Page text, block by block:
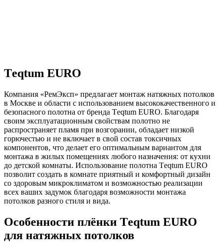
Тeqtum EURO
Компания «РемЭксп» предлагает монтаж натяжных потолков
в Москве и области с использованием высококачественного и
безопасного полотна от бренда Тeqtum EURO. Благодаря
своим эксплуатационным свойствам полотно не
распространяет пламя при возгорании, обладает низкой
горючестью и не включает в свой состав токсичных
компонентов, что делает его оптимальным вариантом для
монтажа в жилых помещениях любого назначения: от кухни
до детской комнаты. Использование полотна Тeqtum EURO
позволит создать в комнате приятный и комфортный дизайн
со здоровым микроклиматом и возможностью реализации
всех ваших задумок благодаря возможности монтажа
потолков разного стиля и вида.
Особенности плёнки Тeqtum EURO
для натяжных потолков